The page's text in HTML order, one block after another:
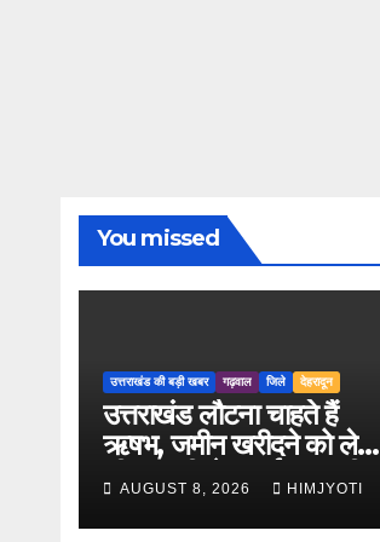
You missed
उत्तराखंड की बड़ी खबर गढ़वाल जिले देहरादून
उत्तराखंड लौटना चाहते हैं
ऋषभ, जमीन खरीदने को लेकर
सीएम धामी से लगाई मदद की
गुहार
AUGUST 8, 2026 HIMJYOTI